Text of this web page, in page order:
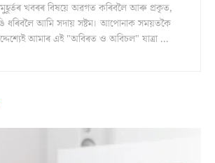
খবৰৰ বিষয়ে অৱগত কৰিবলৈ আৰু প্ৰকৃত,
ধৰিবলৈ আমি সদায় সষ্টম। আপোনাক সময়তকৈ
আমাৰ এই "অবিৰত ও অবিচল" যাত্ৰা ...